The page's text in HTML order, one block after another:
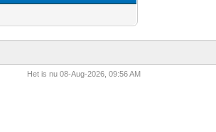
Het is nu 08-Aug-2026, 09:56 AM